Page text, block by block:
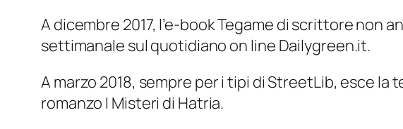
A dicembre 2017, l’e-bookTegame di scrittore non
settimanale sul quotidiano on line Dailygreen.it.
A marzo 2018, sempre per i tipi di StreetLib, esce la
romanzo I Misteri di Hatria.